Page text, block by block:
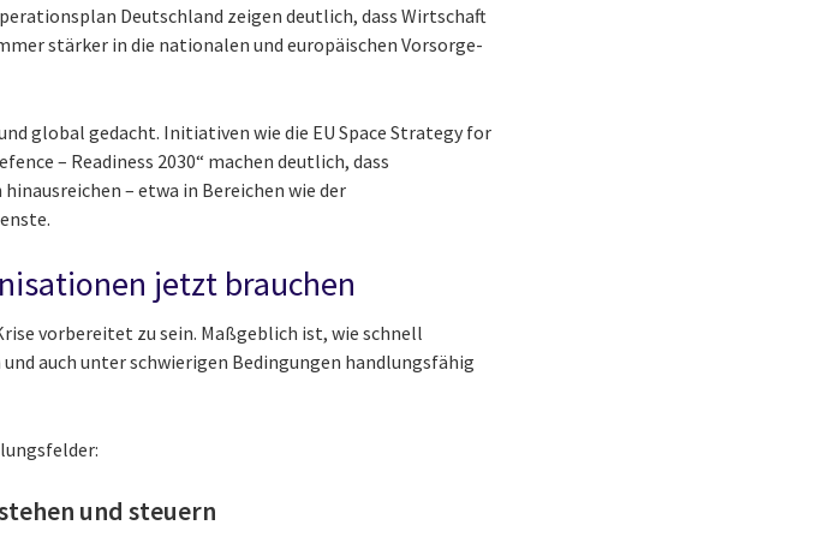
Deutschland zeigen deutlich, dass Wirtschaft
stärker in die nationalen und europäischen Vorsorge-
global gedacht. Initiativen wie die EU Space Strategy for
– Readiness 2030“ machen deutlich, dass
– etwa in Bereichen wie der
jetzt brauchen
vorbereitet zu sein. Maßgeblich ist, wie schnell
auch unter schwierigen Bedingungen handlungsfähig
und steuern